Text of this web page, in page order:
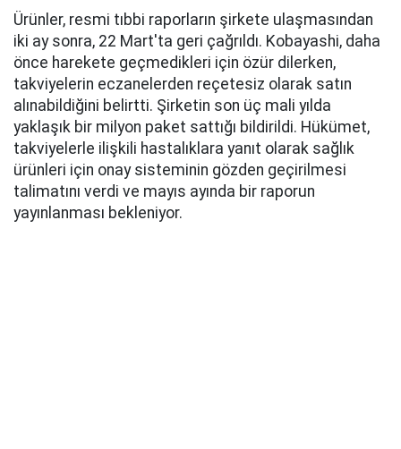
Ürünler, resmi tıbbi raporların şirkete ulaşmasından
iki ay sonra, 22 Mart'ta geri çağrıldı. Kobayashi, daha
önce harekete geçmedikleri için özür dilerken,
takviyelerin eczanelerden reçetesiz olarak satın
alınabildiğini belirtti. Şirketin son üç mali yılda
yaklaşık bir milyon paket sattığı bildirildi. Hükümet,
takviyelerle ilişkili hastalıklara yanıt olarak sağlık
ürünleri için onay sisteminin gözden geçirilmesi
talimatını verdi ve mayıs ayında bir raporun
yayınlanması bekleniyor.